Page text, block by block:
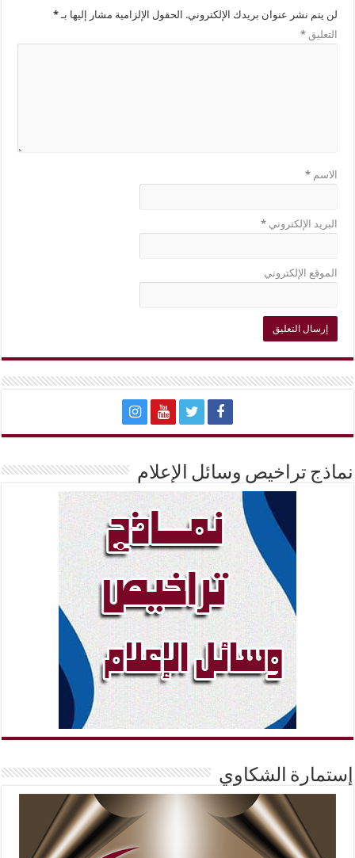
لن يتم نشر عنوان بريدك الإلكتروني. الحقول الإلزامية مشار إليها بـ*
التعليق*
الاسم*
البريد الإلكتروني*
الموقع الإلكتروني
نماذج تراخيص وسائل الإعلام
إستمارة الشكاوي